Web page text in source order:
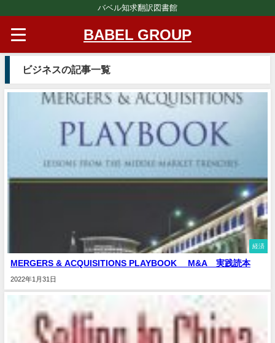
バベル知求翻訳図書館
BABEL GROUP
ビジネスの記事一覧
経済
MERGERS & ACQUISITIONS PLAYBOOK M&A 実践読本
2022年1月31日